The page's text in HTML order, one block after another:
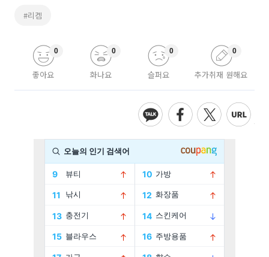
#리켐
좋아요
0
화나요
0
슬퍼요
0
추가취재 원해요
0